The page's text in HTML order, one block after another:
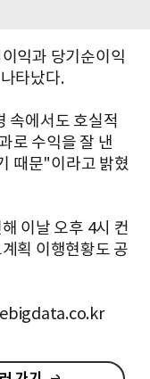
익과 당기순이익
타났다.
속에서도 호실적
로 수익을 잘 낸
때문"이라고 밝혔
이날 오후 4시 컨
획 이행현황도 공